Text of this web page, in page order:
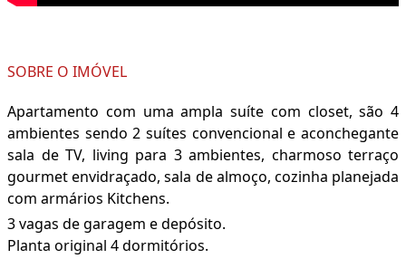
SOBRE O IMÓVEL
Apartamento com uma ampla suíte com closet, são 4
ambientes sendo 2 suítes convencional e aconchegante
sala de TV, living para 3 ambientes, charmoso terraço
gourmet envidraçado, sala de almoço, cozinha planejada
com armários Kitchens.
3 vagas de garagem e depósito.
Planta original 4 dormitórios.